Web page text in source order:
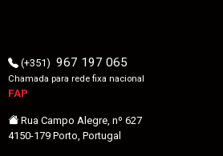
(+351) 967 197 065
Chamada para rede fixa nacional
FAP
Rua Campo Alegre, nº 627
4150-179 Porto, Portugal